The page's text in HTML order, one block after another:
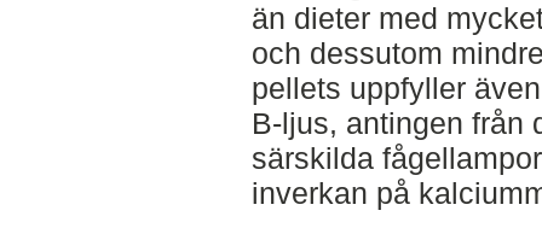
än dieter med
och dessutom
pellets uppfyller
B-ljus, antingen från
särskilda
inverkan på